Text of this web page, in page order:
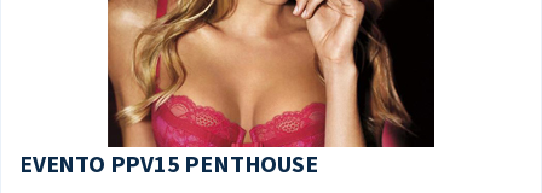
EVENTO PPV15 PENTHOUSE